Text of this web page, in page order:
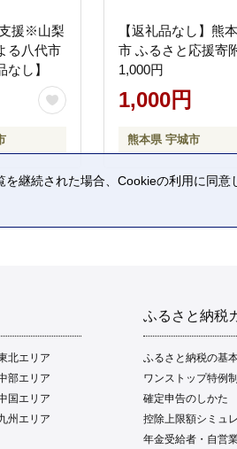
援※山梨
る八代市
し】
【返礼品なし】熊
市 ふるさと応援寄
1,000円
1,000円
熊本県 宇城市
北エリア
部エリア
国エリア
州エリア
ふるさと納税
ふるさと納税の基
ワンストップ特例
確定申告のしかた
控除上限額シミュ
年金受給者・自営
継続された場合、Cookieの利用に同意